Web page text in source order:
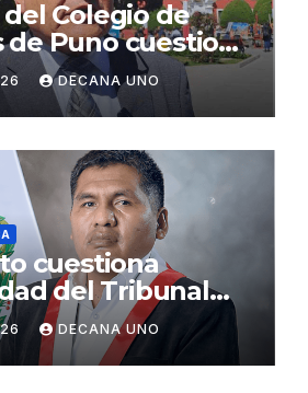
Colegio de
de Puno cuestiona
sobre seguridad
DECANA UNO
cuestiona
del Tribunal
tras liberación
Humala
DECANA UNO